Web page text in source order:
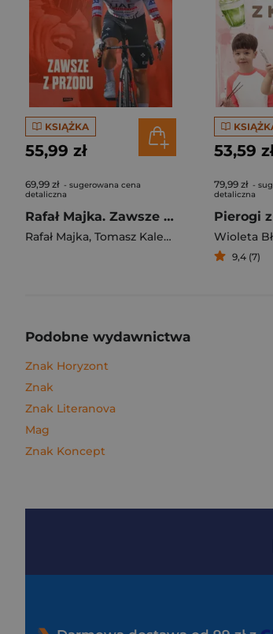
KSIĄŻKA
55,99 zł
69,99 zł - sugerowana cena
detaliczna
Rafał Majka. Zawsze z przodu. Rozmawia Tomasz Kalemba - książka z autografem
Rafał Majka, Tomasz Kalemba
53,59
79,99 zł -
detaliczna
Wioleta
9,4 (7)
Podobne wydawnictwa
Znak Horyzont
Znak
Znak Literanova
Mag
Znak Koncept